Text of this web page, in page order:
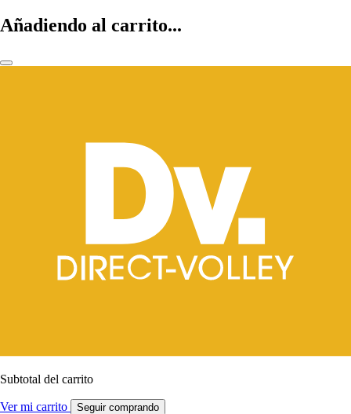
Añadiendo al carrito...
Subtotal del carrito
Ver mi carrito Seguir comprando